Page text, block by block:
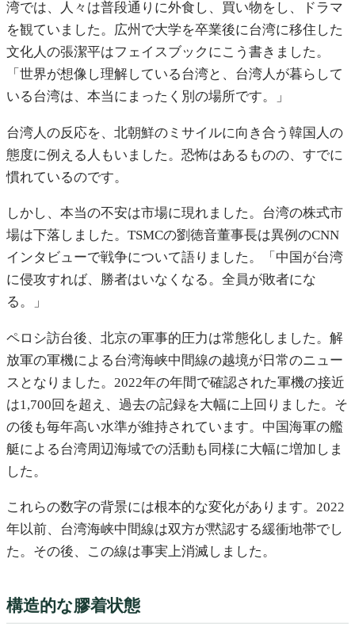
湾では、人々は普段通りに外食し、買い物をし、ドラマ
を観ていました。広州で大学を卒業後に台湾に移住した
文化人の張潔平はフェイスブックにこう書きました。
「世界が想像し理解している台湾と、台湾人が暮らして
いる台湾は、本当にまったく別の場所です。」
台湾人の反応を、北朝鮮のミサイルに向き合う韓国人の
態度に例える人もいました。恐怖はあるものの、すでに
慣れているのです。
しかし、本当の不安は市場に現れました。台湾の株式市
場は下落しました。TSMCの劉徳音董事長は異例のCNN
インタビューで戦争について語りました。「中国が台湾
に侵攻すれば、勝者はいなくなる。全員が敗者にな
る。」
ペロシ訪台後、北京の軍事的圧力は常態化しました。解
放軍の軍機による台湾海峡中間線の越境が日常のニュー
スとなりました。2022年の年間で確認された軍機の接近
は1,700回を超え、過去の記録を大幅に上回りました。そ
の後も毎年高い水準が維持されています。中国海軍の艦
艇による台湾周辺海域での活動も同様に大幅に増加しま
した。
これらの数字の背景には根本的な変化があります。2022
年以前、台湾海峡中間線は双方が黙認する緩衝地帯でし
た。その後、この線は事実上消滅しました。
構造的な膠着状態